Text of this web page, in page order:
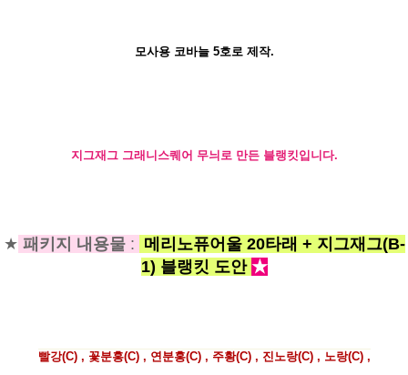
모사용 코바늘 5호로 제작.
지그재그 그래니스퀘어 무늬로 만든 블랭킷입니다.
★ 패키지 내용물: 메리노퓨어울 20타래 + 지그재그(B-
1) 블랭킷 도안 ★
빨강(C) , 꽃분홍(C) , 연분홍(C) , 주황(C) , 진노랑(C) , 노랑(C) ,